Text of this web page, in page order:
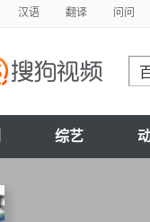
汉语 翻译 问问
综艺